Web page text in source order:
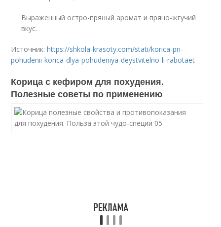
Выраженный остро-пряный аромат и пряно-жгучий
вкус.
Источник:https://shkola-krasoty.com/stati/korica-pri-
pohudenii-korica-dlya-pohudeniya-deystvitelno-li-rabotaet
Корица с кефиром для похудения.
Полезные советы по применению